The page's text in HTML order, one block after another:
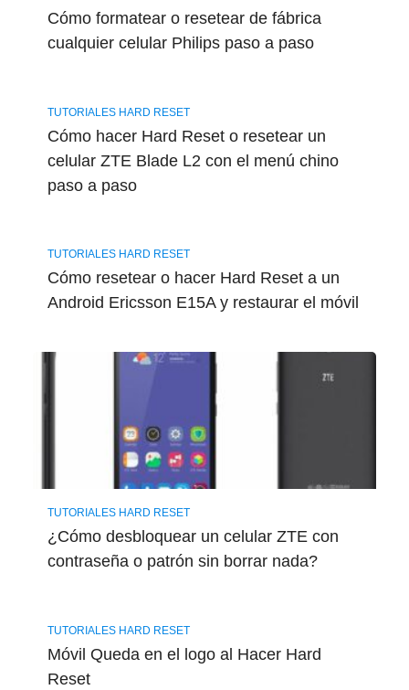
Cómo formatear o resetear de fábrica
cualquier celular Philips paso a paso
TUTORIALES HARD RESET
Cómo hacer Hard Reset o resetear un
celular ZTE Blade L2 con el menú chino
paso a paso
TUTORIALES HARD RESET
Cómo resetear o hacer Hard Reset a un
Android Ericsson E15A y restaurar el móvil
TUTORIALES HARD RESET
¿Cómo desbloquear un celular ZTE con
contraseña o patrón sin borrar nada?
TUTORIALES HARD RESET
Móvil Queda en el logo al Hacer Hard
Reset